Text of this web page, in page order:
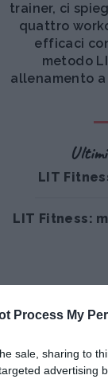
Process My
sale, sharing to
advertising
trainer, ci
quattro
efficaci
metodo
allenamento
LIT
LIT Fitness: